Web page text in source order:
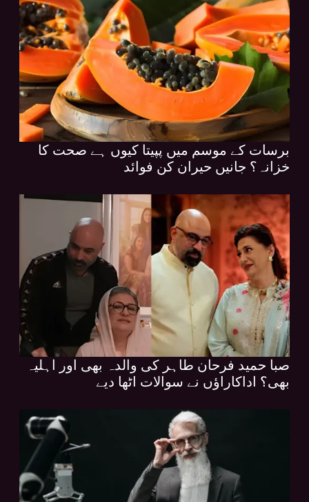
برسات کے موسم میں پپیتا کیوں ہے صحت کا
خزانہ؟ جانیں حیران کن فوائد
صبا حمید فرحان طاہر کی والدہ بھی اور اہلیہ
بھی؟ اداکاراؤں نے سوالات اٹھا دیے